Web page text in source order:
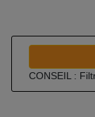
CONSEIL :